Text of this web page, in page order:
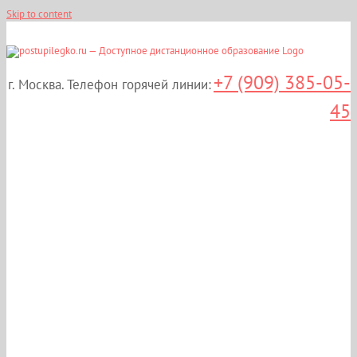
Skip to content
г. Москва. Телефон горячей линии:+7 (909) 385-05-
45